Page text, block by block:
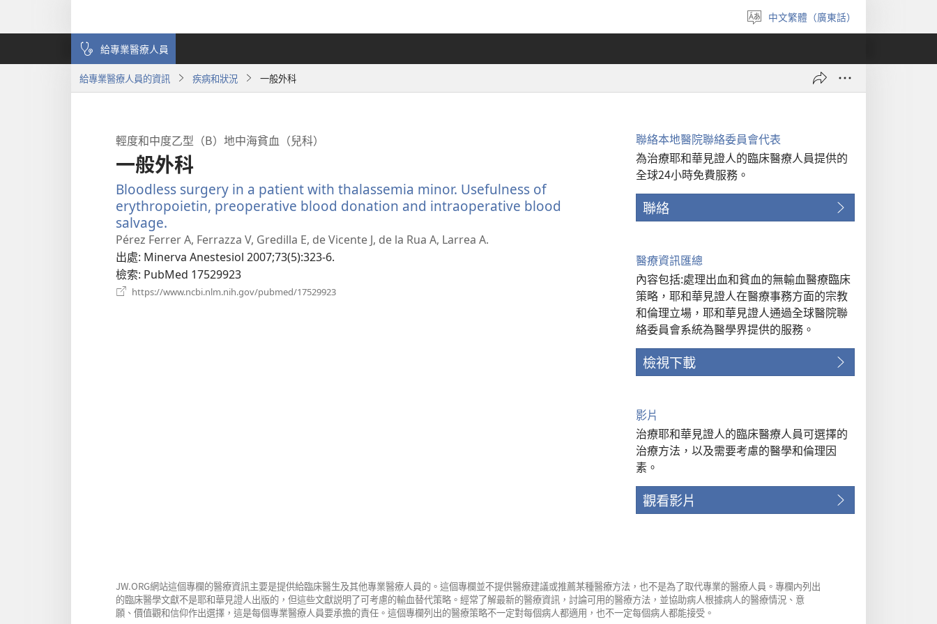
選
擇
言
中文繁體（廣東話）
給專業醫療人員
給專業醫療人員的資訊 疾病和狀況 一般外科
輕度和中度乙型（Β）地中海貧血（兒科）
一般外科
Bloodless surgery in a patient with thalassemia minor. Usefulness of
erythropoietin, preoperative blood donation and intraoperative blood
salvage.
啟
新
視
窗）
Pérez Ferrer A, Ferrazza V, Gredilla E, de Vicente J, de la Rua A, Larrea A.
出處‎: Minerva Anestesiol 2007;73(5):323-6.
檢索‎: PubMed 17529923
https://www.ncbi.nlm.nih.gov/pubmed/17529923
聯絡本地醫院聯絡委員會代表
為治療耶和華見證人的臨床醫療人員提供的
全球24小時免費服務。
聯絡
醫療資訊匯總
內容包括:處理出血和貧血的無輸血醫療臨床
策略，耶和華見證人在醫療事務方面的宗教
和倫理立場，耶和華見證人通過全球醫院聯
絡委員會系統為醫學界提供的服務。
檢視下載
影片
治療耶和華見證人的臨床醫療人員可選擇的
治療方法，以及需要考慮的醫學和倫理因
素。
觀看影片
JW.ORG網站這個專欄的醫療資訊主要是提供給臨床醫生及其他專業醫療人員的。這個專欄並不提供醫療建議或推薦某種醫療方法，也不是為了取代專業的醫療人員。專欄内列出
的臨床醫學文獻不是耶和華見證人出版的，但這些文獻説明了可考慮的輸血替代策略。經常了解最新的醫療資訊，討論可用的醫療方法，並協助病人根據病人的醫療情況、意
願、價值觀和信仰作出選擇，這是每個專業醫療人員要承擔的責任。這個專欄列出的醫療策略不一定對每個病人都適用，也不一定每個病人都能接受。